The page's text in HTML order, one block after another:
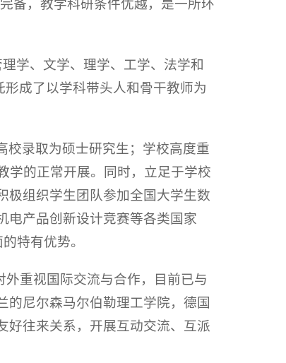
备，教学科研条件优越，是一所环
学、文学、理学、工学、法学和
成了以学科带头人和骨干教师为
校录取为硕士研究生；学校高度重
学的正常开展。同时，立足于学校
极组织学生团队参加全国大学生数
电产品创新设计竞赛等各类国家
特有优势。
重视国际交流与合作，目前已与
的尼尔森马尔伯勒理工学院，德国
好往来关系，开展互动交流、互派